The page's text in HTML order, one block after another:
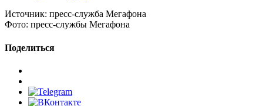
Источник: пресс-служба Мегафона
Фото: пресс-службы Мегафона
Поделиться